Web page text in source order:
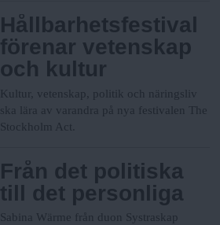
Hållbarhetsfestival
förenar vetenskap
och kultur
Kultur, vetenskap, politik och näringsliv
ska lära av varandra på nya festivalen The
Stockholm Act.
Från det politiska
till det personliga
Sabina Wärme från duon Systraskap